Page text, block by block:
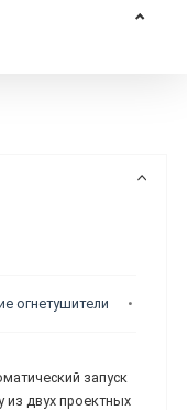
огнетушители
запуск
двух проектных